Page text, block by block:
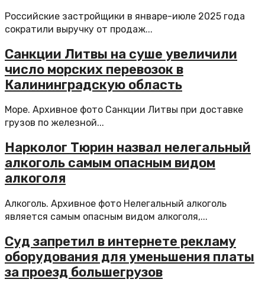
Российские застройщики в январе-июле 2025 года
сократили выручку от продаж...
Санкции Литвы на суше увеличили
число морских перевозок в
Калининградскую область
Море. Архивное фото Санкции Литвы при доставке
грузов по железной...
Нарколог Тюрин назвал нелегальный
алкоголь самым опасным видом
алкоголя
Алкоголь. Архивное фото Нелегальный алкоголь
является самым опасным видом алкоголя,...
Суд запретил в интернете рекламу
оборудования для уменьшения платы
за проезд большегрузов